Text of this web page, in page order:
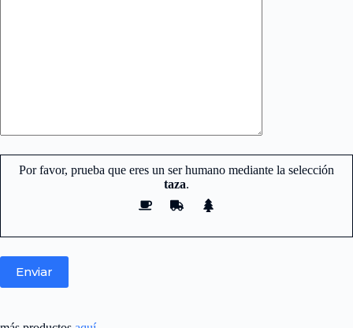
Por favor, prueba que eres un ser humano mediante la selección
taza.